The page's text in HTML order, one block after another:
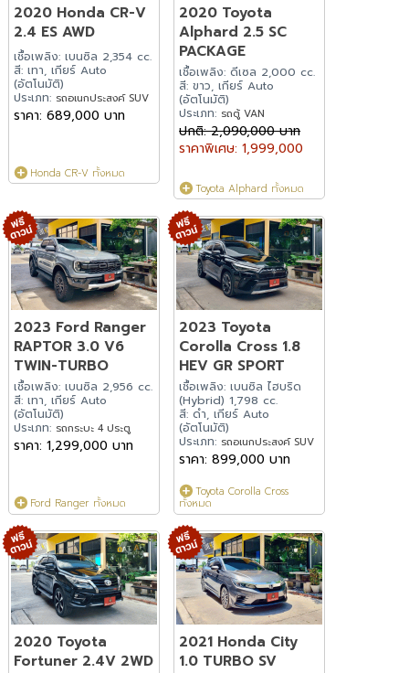
2020 Honda CR-V
2.4 ES AWD
เชื้อเพลิง: เบนซิล 2,354 cc.
สี: เทา, เกียร์ Auto
(อัตโนมัติ)
ประเภท: รถอเนกประสงค์ SUV
ราคา: 689,000 บาท
Honda CR-V ทั้งหมด
2020 Toyota
Alphard 2.5 SC
PACKAGE
เชื้อเพลิง: ดีเซล 2,000 cc.
สี: ขาว, เกียร์ Auto
(อัตโนมัติ)
ประเภท: รถตู้ VAN
ปกติ: 2,090,000 บาท
ราคาพิเศษ: 1,999,000
Toyota Alphard ทั้งหมด
2023 Ford Ranger
RAPTOR 3.0 V6
TWIN-TURBO
เชื้อเพลิง: เบนซิล 2,956 cc.
สี: เทา, เกียร์ Auto
(อัตโนมัติ)
ประเภท: รถกระบะ 4 ประตู
ราคา: 1,299,000 บาท
Ford Ranger ทั้งหมด
2023 Toyota
Corolla Cross 1.8
HEV GR SPORT
เชื้อเพลิง: เบนซิล ไฮบริด
(Hybrid) 1,798 cc.
สี: ดำ, เกียร์ Auto
(อัตโนมัติ)
ประเภท: รถอเนกประสงค์ SUV
ราคา: 899,000 บาท
Toyota Corolla Cross
ทั้งหมด
2020 Toyota
Fortuner 2.4V 2WD
2021 Honda City
1.0 TURBO SV